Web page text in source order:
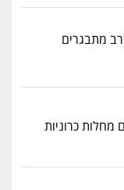
מתבגרים
כרוניות